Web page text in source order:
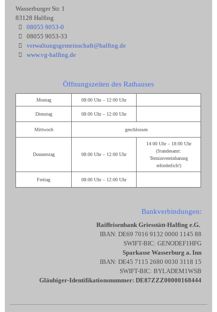
Wasserburger Str. 1
83128 Halfing
08055 9053-0
08055 9053-33
verwaltungsgemeinschaft@halfing.de
www.vg-halfing.de
Öffnungszeiten des Rathauses
Montag 08:00 Uhr – 12:00 Uhr
Dienstag 08:00 Uhr – 12:00 Uhr
Mittwoch geschlossen
Donnerstag 08:00 Uhr – 12:00 Uhr
14:00 Uhr – 18:00 Uhr
(Standesamt:
Terminvereinbarung
erforderlich!)
Freitag 08:00 Uhr – 12:00 Uhr
Bankverbindungen:
Raiffeisenbank Griesstätt-Halfing e.G.
IBAN: DE69 7016 9132 0000 1145 88
SWIFT-BIC: GENODEF1HFG
Sparkasse Wasserburg a. Inn
IBAN: DE45 7115 2680 0030 3118 15
SWIFT-BIC: BYLADEM1WSB
Gläubiger-Identifikationsnummer: DE87ZZZ00000168444